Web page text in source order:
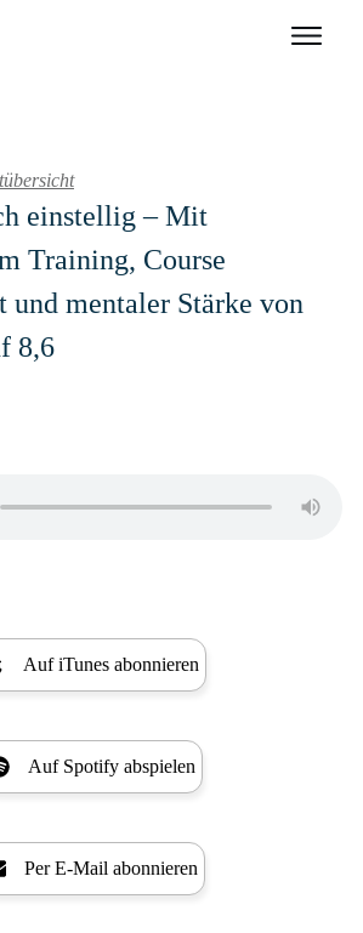
einstellig – Mit
Training, Course
und mentaler Stärke von
8,6
Auf iTunes abonnieren
Auf Spotify abspielen
Per E-Mail abonnieren